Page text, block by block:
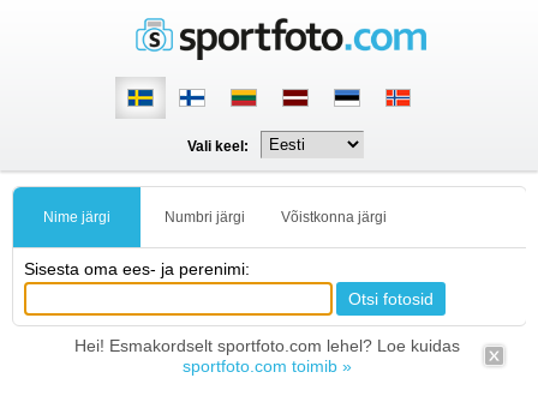
Vali keel:
Nime järgi Numbri järgi Võistkonna järgi
Sisesta oma ees- ja perenimi:
Hei! Esmakordselt sportfoto.com lehel? Loe kuidas
sportfoto.com toimib »